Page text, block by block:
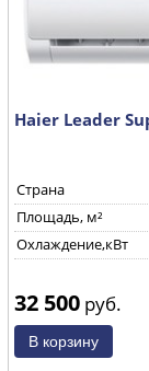
Haier Leader
Страна
Площадь, м²
Охлаждение,кВт
32 500 руб.